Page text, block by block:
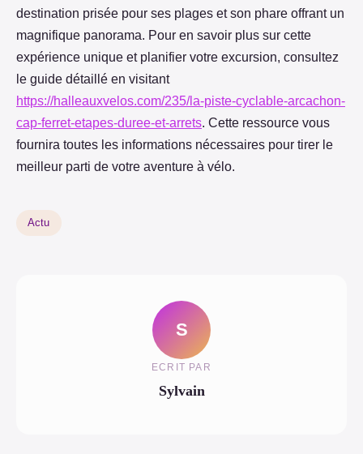
destination prisée pour ses plages et son phare offrant un
magnifique panorama. Pour en savoir plus sur cette
expérience unique et planifier votre excursion, consultez
le guide détaillé en visitant
https://halleauxvelos.com/235/la-piste-cyclable-arcachon-
cap-ferret-etapes-duree-et-arrets. Cette ressource vous
fournira toutes les informations nécessaires pour tirer le
meilleur parti de votre aventure à vélo.
Actu
S
ECRIT PAR
Sylvain